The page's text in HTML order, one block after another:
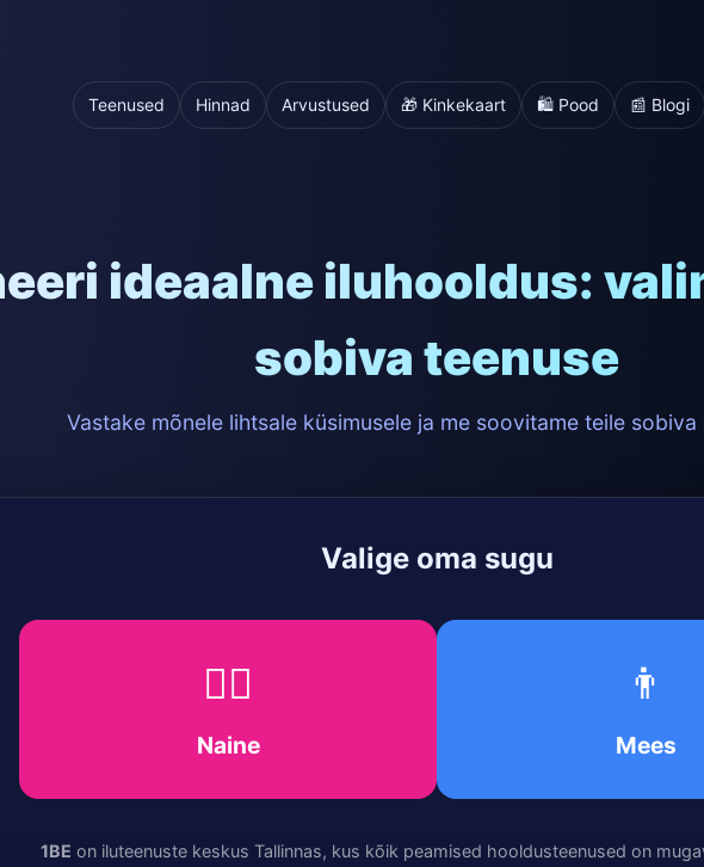
Teenused Hinnad Arvustused 🎁 Kinkekaart 🛍️ Pood 📰 Blogi
ideaalne iluhooldus:
sobiva teenuse
Vastake mõnele lihtsale küsimusele ja me soovitame teile sobiva
Valige oma sugu
💁‍♀️
Naine
👨
Mees
1BE on iluteenuste keskus Tallinnas, kus kõik peamised hooldusteenused on